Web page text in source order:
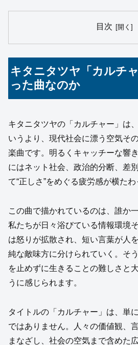
目次
キタニタツヤ「カルチ
った曲なのか
キタニタツヤの「カルチャー」は
いうより、現代社会に漂う空気そ
楽曲です。明るくキャッチーな響
にはネット社会、政治的分断、差
て“正しさ”をめぐる疲労感が横たわ
この曲で描かれているのは、誰か
私たちが日々浴びている情報環境
は怒りが拡散され、短い言葉が人
純な敵味方に分けられていく。そ
を止めずに生きることの難しさと
うに感じられます。
タイトルの「カルチャー」は、単
ではありません。人々の価値観、
まなざし、社会の空気まで含めた